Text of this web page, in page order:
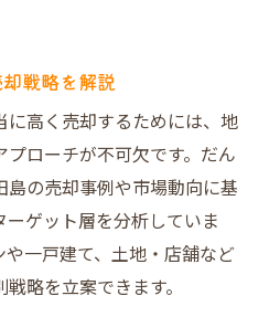
らん住宅の強みと魅力と
建物調査の安心感
ポート内容を一覧で解説
活をイメージ
ション買取の違い比較
独自サービスとは
高く売るための判断ポイ
戦略を解説
高く売却するためには、地
ローチが不可欠です。だん
の売却事例や市場動向に基
ゲット層を分析していま
一戸建て、土地・店舗など
略を立案できます。